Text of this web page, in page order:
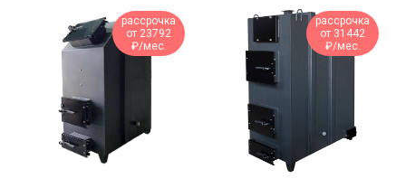
рассрочка
от 23792
₽/мес.
рассрочка
от 31442
₽/мес.